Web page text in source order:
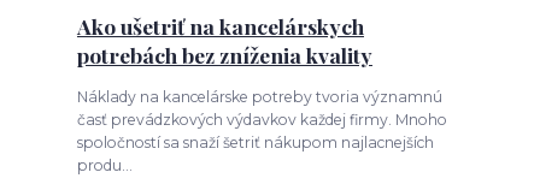
Ako ušetriť na kancelárskych
potrebách bez zníženia kvality
Náklady na kancelárske potreby tvoria významnú
časť prevádzkových výdavkov každej firmy. Mnoho
spoločností sa snaží šetriť nákupom najlacnejších
produ...